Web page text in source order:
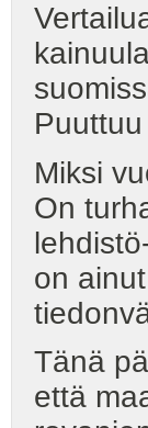
Miksi
On
on
Tänä
että